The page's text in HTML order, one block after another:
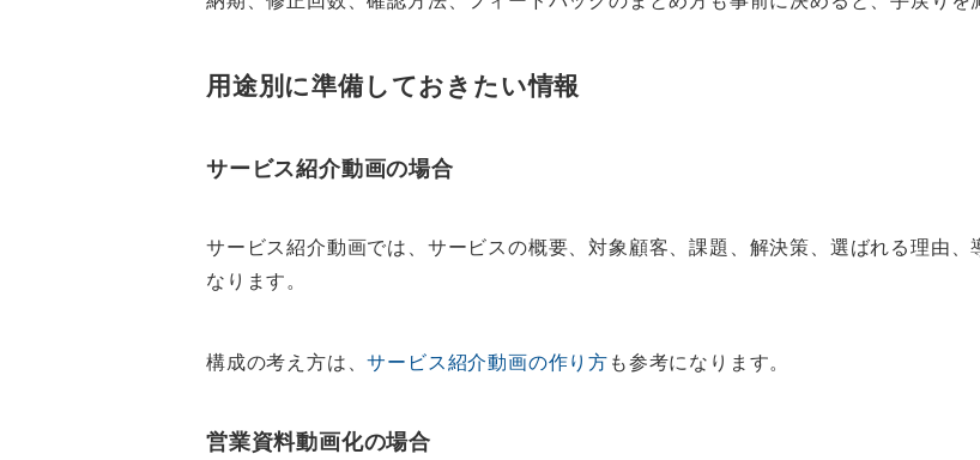
用途別に準備しておきたい情報
サービス紹介動画の場合
サービス紹介動画では、サービスの概要、対象顧客、課題、解決策、選ばれる理由、
なります。
構成の考え方は、サービス紹介動画の作り方 も参考になります。
営業資料動画化の場合